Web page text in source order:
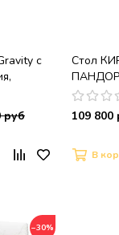
с
руб
Стол
Орех
109 800
В
−30%